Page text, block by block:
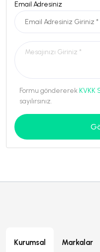
Email Adresiniz
Formu göndererek KVKK
sayılırsınız.
Kurumsal Markalar